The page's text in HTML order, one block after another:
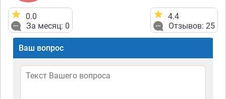
0.0
За месяц: 0
4.4
Отзывов: 25
Ваш вопрос